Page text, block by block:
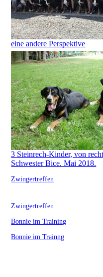
eine andere Perspektive
3 Steinrech-Kinder, von
Schwester Bice. Mai 2018.
Zwingertreffen
Zwingertreffen
Bonnie im Training
Bonnie im Trainng